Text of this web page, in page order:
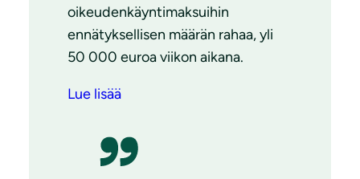
oikeudenkäyntimaksuihin
ennätyksellisen määrän rahaa, yli
50 000 euroa viikon aikana.
Lue lisää